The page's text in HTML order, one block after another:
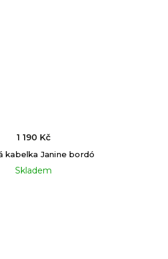
kabelka Janine bordó
Skladem
1 190 Kč